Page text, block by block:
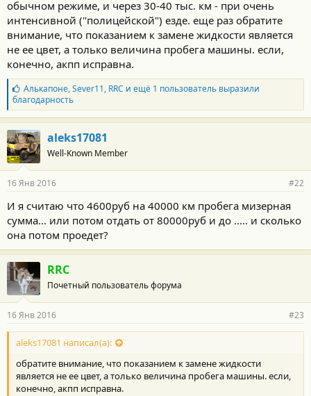
обычном режиме, и через 30-40 тыс. км - при очень
интенсивной ("полицейской") езде. еще раз обратите
внимание, что показанием к замене жидкости является
не ее цвет, а только величина пробега машины. если,
конечно, акпп исправна.
Б
л
а
г
о
д
а
р
о
т
и
:
Алькапоне,Sever11, RRC и ещё 1 пользователь выразили
благодарность
aleks17081
Well-Known Member
16 Янв 2016 #22
И я считаю что 4600руб на 40000 км пробега мизерная
сумма... или потом отдать от 80000руб и до ..... и сколько
она потом проедет?
RRC
Почетный пользователь форума
16 Янв 2016 #23
aleks17081 написал(а):
обратите внимание, что показанием к замене жидкости
является не ее цвет, а только величина пробега машины. если,
конечно, акпп исправна.